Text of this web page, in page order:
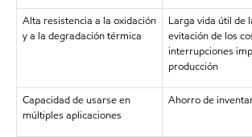
Alta resistencia a la oxidación
y a la degradación térmica
Larga vida útil de
evitación de los
interrupciones
producción
Capacidad de usarse en
múltiples aplicaciones
Ahorro de